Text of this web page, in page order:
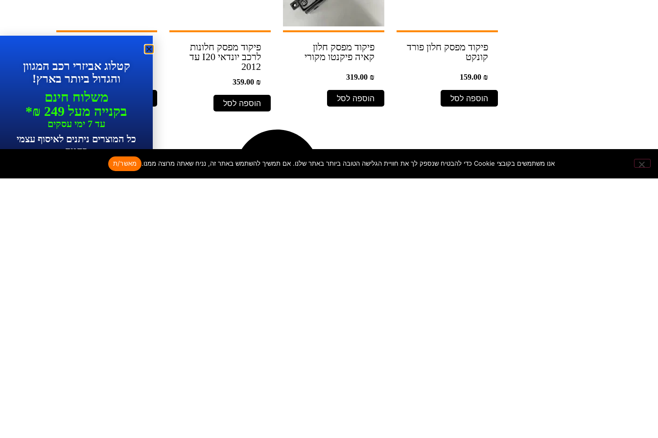
פיקוד מפסק חלון פורד
קונקט
159.00 ₪
הוספה לסל
פיקוד מפסק חלון
קאיה פיקנטו מקורי
319.00 ₪
הוספה לסל
פיקוד מפסק חלונות
לרכב יונדאי I20 עד
2012
359.00 ₪
הוספה לסל
פיקוד מפסק חלונות
קאיה פורטה עד 2013
439.00
אנו משתמשים בקובצי Cookie כדי להבטיח שנספק לך את חוויית הגלישה הטובה ביותר באתר שלנו. אם תמשיך להשתמש באתר זה, נניח שאתה מרוצה ממנו. מאשר/ת
קטלוג אביזרי רכב המגוון
והגדול ביותר בארץ!
משלוח חינם
בקנייה מעל 249 ₪*
עד 7 ימי עסקים
כל המוצרים ניתנים לאיסוף עצמי
בחנות